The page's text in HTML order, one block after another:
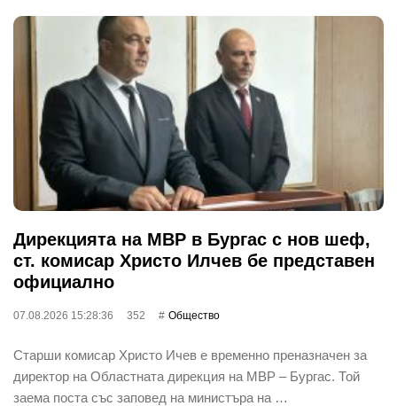
Дирекцията на МВР в Бургас с нов шеф,
ст. комисар Христо Илчев бе представен
официално
07.08.2026 15:28:36 352 Общество
Старши комисар Христо Ичев е временно преназначен за
директор на Областната дирекция на МВР – Бургас. Той
заема поста със заповед на министъра на …